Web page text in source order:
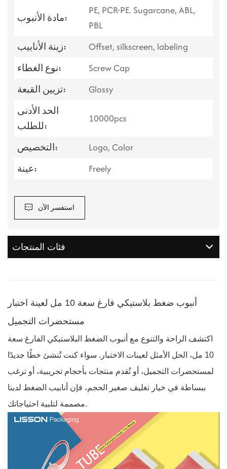
مادة الأنبوب:
PE, PCR-PE. Sugarcane, ABL,
PBL
زينة الأنابيب:
Offset, silkscreen, labeling
نوع الغطاء:
Screw Cap
تزيين القبعة:
Glossy
الحد الأدنى
للطلب:
10000pcs
التخصيص:
Logo, Color
عينة:
Freely
استفسر الآن
فئات المنتجات
أنبوب ضغط بلاستيكي فارغ سعة 10 مل لعينة اختبار
مستحضرات التجميل
اكتشف الراحة والتنوع مع أنبوب الضغط البلاستيكي الفارغ سعة
10 مل، الحل الأمثل لعينات الاختبار. سواء كنت تُنشئ خطًا جديدًا
لمستحضرات التجميل، أو تُقدم منتجات بأحجام تجريبية، أو ترغب
ببساطة في خيار تغليف صغير الحجم، فإن أنابيب الضغط لدينا
مصممة لتلبية احتياجاتك.